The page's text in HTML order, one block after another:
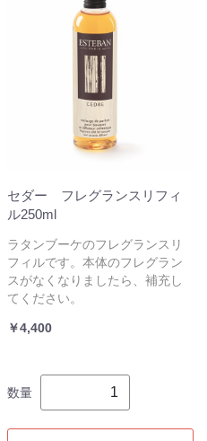
セダー フレグランスリフィ
ル250ml
ラタンブーケのフレグランスリ
フィルです。本体のフレグラン
スがなくなりましたら、補充し
てください。
￥4,400
数量